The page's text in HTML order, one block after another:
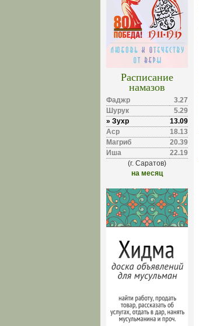
Расписание
намазов
Фаджр
3.27
Шурук
5.29
» Зухр
13.09
Аср
18.13
Магриб
20.39
Иша
22.19
(г. Саратов)
на месяц